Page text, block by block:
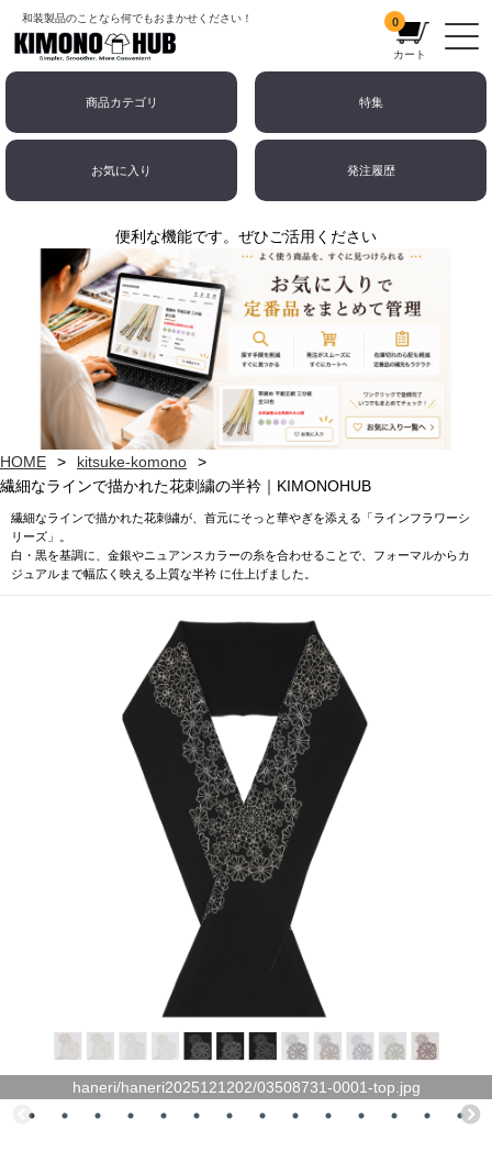
和装製品のことなら何でもおまかせください！ 0
カート
商品カテゴリ 特集
お気に入り 発注履歴
便利な機能です。ぜひご活用ください
HOME
kitsuke-komono
繊細なラインで描かれた花刺繍の半衿｜KIMONOHUB
繊細なラインで描かれた花刺繍が、首元にそっと華やぎを添える「ラインフラワーシ
リーズ」。
白・黒を基調に、金銀やニュアンスカラーの糸を合わせることで、フォーマルからカ
ジュアルまで幅広く映える上質な半衿 に仕上げました。
haneri/haneri2025121202/03508731-0001-top.jpg